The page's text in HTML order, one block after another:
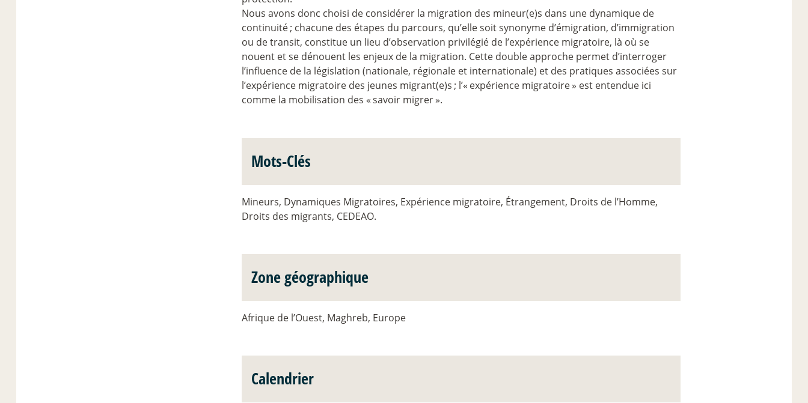
Nous avons donc choisi de considérer la migration des mineur(e)s dans une dynamique de
continuité; chacune des étapes du parcours, qu’elle soit synonyme d’émigration, d’immigration
ou de transit, constitue un lieu d’observation privilégié de l’expérience migratoire, là où se
nouent et se dénouent les enjeux de la migration. Cette double approche permet d’interroger
l’influence de la législation (nationale, régionale et internationale) et des pratiques associées sur
l’expérience migratoire des jeunes migrant(e)s; l’« expérience migratoire» est entendue ici
comme la mobilisation des «savoir migrer».
Mots-Clés
Mineurs, Dynamiques Migratoires, Expérience migratoire, Étrangement, Droits de l’Homme,
Droits des migrants, CEDEAO.
Zone géographique
Afrique de l’Ouest, Maghreb, Europe
Calendrier